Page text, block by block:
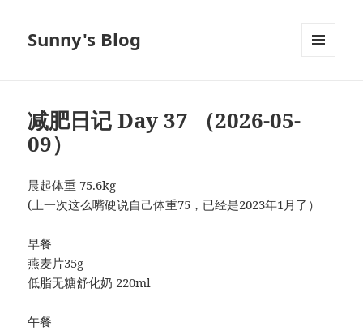
Sunny's Blog
减肥日记 Day 37 （2026-05-
09）
晨起体重 75.6kg
(上一次这么嘴硬说自己体重75，已经是2023年1月了）
早餐
燕麦片35g
低脂无糖舒化奶 220ml
午餐